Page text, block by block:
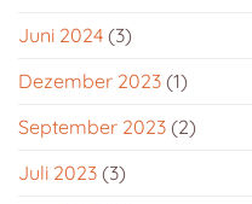
Juni 2024 (3)
Dezember 2023 (1)
September 2023 (2)
Juli 2023 (3)